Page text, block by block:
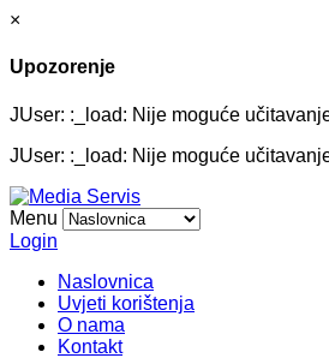
×
Upozorenje
JUser: :_load: Nije moguće
JUser: :_load: Nije moguće
Menu
Login
Naslovnica
Uvjeti korištenja
O nama
Kontakt